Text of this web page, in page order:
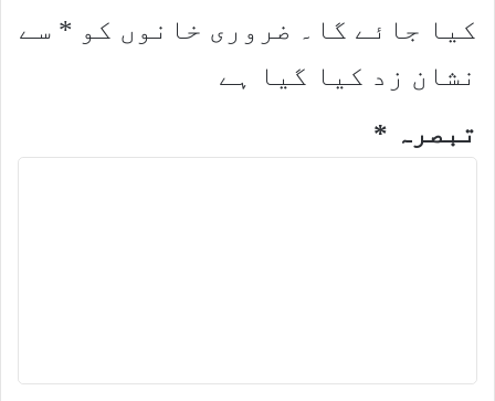
کیا جائے گا۔
ضروری خانوں کو * سے
نشان زد کیا گیا ہے
تبصرہ *